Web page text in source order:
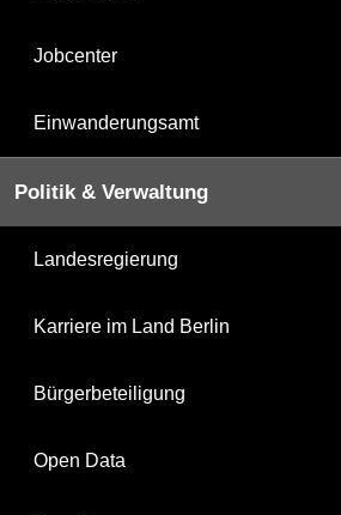
Jobcenter
Einwanderungsamt
Politik & Verwaltung
Landesregierung
Karriere im Land Berlin
Bürgerbeteiligung
Open Data